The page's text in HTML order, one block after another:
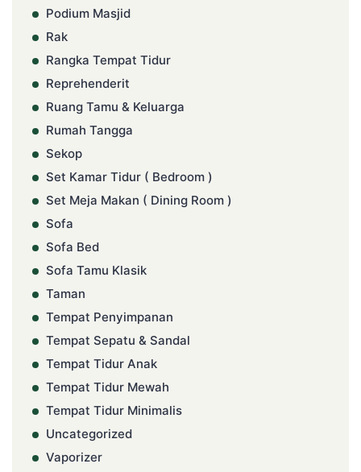
Podium Masjid
Rak
Rangka Tempat Tidur
Reprehenderit
Ruang Tamu & Keluarga
Rumah Tangga
Sekop
Set Kamar Tidur ( Bedroom )
Set Meja Makan ( Dining Room )
Sofa
Sofa Bed
Sofa Tamu Klasik
Taman
Tempat Penyimpanan
Tempat Sepatu & Sandal
Tempat Tidur Anak
Tempat Tidur Mewah
Tempat Tidur Minimalis
Uncategorized
Vaporizer